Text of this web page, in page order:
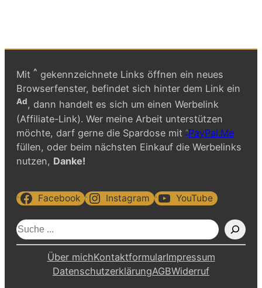
Mit ^ gekennzeichnete Links öffnen ein neues
Browserfenster, befindet sich hinter dem Link ein
Ad, dann handelt es sich um einen Werbelink
(Affiliate-Link). Wer meine Arbeit unterstützen
möchte, darf gerne die Spardose mit PayPal.Me
füllen, oder beim nächsten Einkauf die Werbelinks
nutzen, Danke!
Facebook Instagram YouTube
S
u
Über michKontaktformularImpressum
DatenschutzerklärungAGBWiderruf